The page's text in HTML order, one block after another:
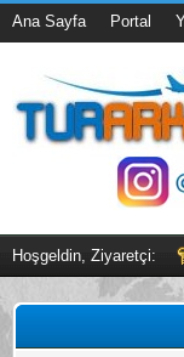
Ana Sayfa Portal
Hoşgeldin, Ziyaretçi: